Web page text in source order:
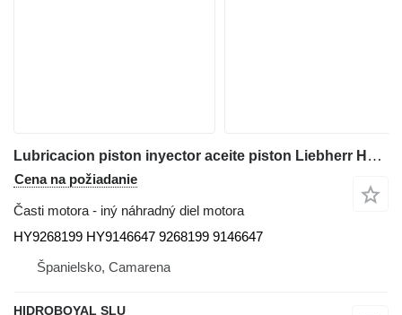
Lubricacion piston inyector aceite piston Liebherr HY9268199 HY9146647 na autožeriava Liebherr Ltm cranes
Cena na požiadanie
Časti motora - iný náhradný diel motora
HY9268199 HY9146647 9268199 9146647
Španielsko, Camarena
HIDROBOYAL SLU